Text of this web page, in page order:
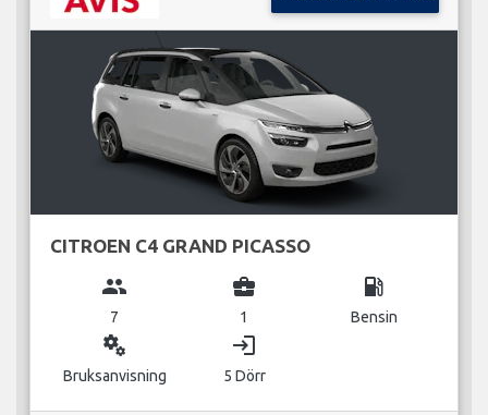
CITROEN C4 GRAND PICASSO
group
7
business_center
1
local_gas_station
Bensin
miscellaneous_services
Bruksanvisning
login
5 Dörr